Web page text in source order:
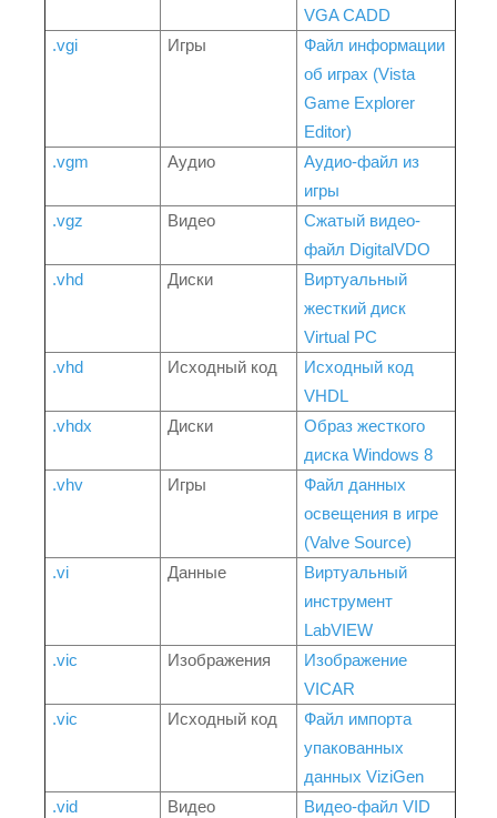
VGA CADD
.vgi
Игры
Файл информации
об играх (Vista
Game Explorer
Editor)
.vgm
Аудио
Аудио-файл из
игры
.vgz
Видео
Сжатый видео-
файл DigitalVDO
.vhd
Диски
Виртуальный
жесткий диск
Virtual PC
.vhd
Исходный код
Исходный код
VHDL
.vhdx
Диски
Образ жесткого
диска Windows 8
.vhv
Игры
Файл данных
освещения в игре
(Valve Source)
.vi
Данные
Виртуальный
инструмент
LabVIEW
.vic
Изображения
Изображение
VICAR
.vic
Исходный код
Файл импорта
упакованных
данных ViziGen
.vid
Видео
Видео-файл VID